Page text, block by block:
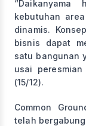
kebutuhan
dinamis.
bisnis dapat
satu bangunan
usai peresmian
(15/12).
Common
telah